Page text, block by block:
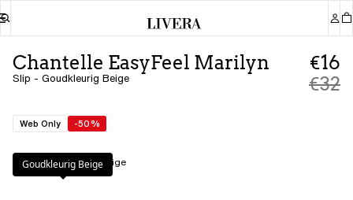
Chantelle EasyFeel Marilyn
Slip - Goudkleurig Beige
€16
€32
Web Only -50%
Kleur: Goudkleurig Beige
Goudkleurig Beige